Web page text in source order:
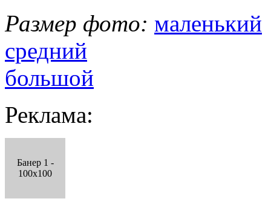
Размер фото: маленький
средний
большой
Реклама:
Банер 1 -
100x100